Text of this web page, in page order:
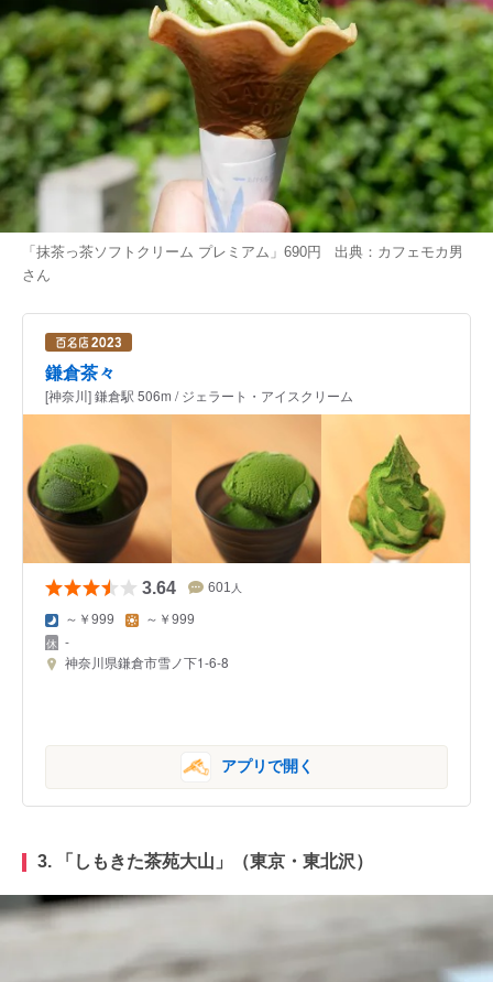
「抹茶っ茶ソフトクリーム プレミアム」690円 出典： カフェモカ男
さん
鎌倉茶々
[神奈川] 鎌倉駅 506m / ジェラート・アイスクリーム
3.64 601 人
～￥999 ～￥999
-
神奈川県鎌倉市雪ノ下1-6-8
アプリで開く
3. 「 しもきた茶苑大山 」（東京・東北沢）